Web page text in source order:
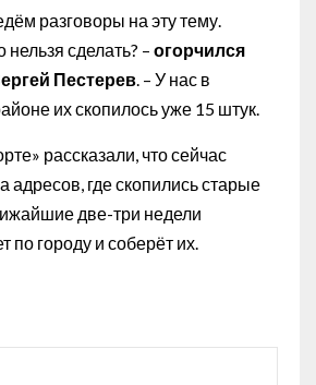
разговоры на эту тему.
сделать? – огорчился
Пестерев. – У нас в
их скопилось уже 15 штук.
рассказали, что сейчас
адресов, где скопились старые
две-три недели
по городу и соберёт их.